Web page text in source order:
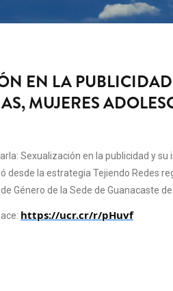
EN LA
MUJERES
Sexualización en la publicidad y
desde la estrategia Tejiendo Redes
Género de la Sede de Guanacaste
https://ucr.cr/r/pHuvf